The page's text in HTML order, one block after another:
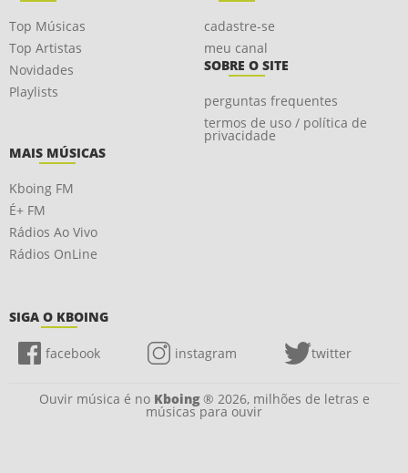
Top Músicas
Top Artistas
Novidades
Playlists
cadastre-se
meu canal
SOBRE O SITE
perguntas frequentes
termos de uso / política de
privacidade
MAIS MÚSICAS
Kboing FM
É+ FM
Rádios Ao Vivo
Rádios OnLine
SIGA O KBOING
facebook instagram twitter
Ouvir música é no Kboing® 2026, milhões de letras e
músicas para ouvir